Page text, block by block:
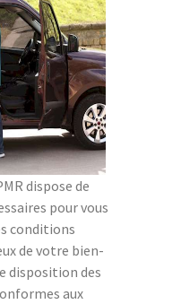
dispose de
pour vous
conditions
de votre bien-
disposition des
aux